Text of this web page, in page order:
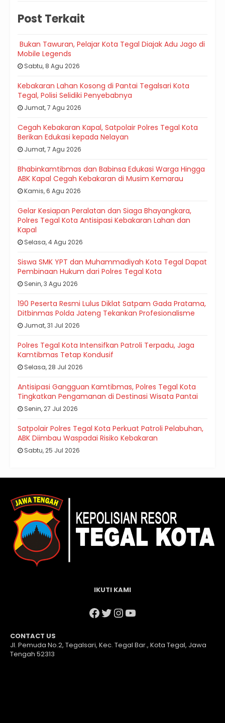
Post Terkait
Bukan Tawuran, Pelajar Kota Tegal Diajak Adu Jago di
Mobile Legends
Sabtu, 8 Agu 2026
Kebakaran Lahan Kosong di Pantai Tegalsari Kota
Tegal, Polisi Selidiki Penyebabnya
Jumat, 7 Agu 2026
Cegah Kebakaran Kapal, Satpolair Polres Tegal Kota
Berikan Edukasi kepada Nelayan
Jumat, 7 Agu 2026
Bhabinkamtibmas dan Babinsa Edukasi Warga Hingga
ABK Kapal Cegah Kebakaran di Musim Kemarau
Kamis, 6 Agu 2026
Gelar Kesiapan Peralatan dan Siaga Bhayangkara,
Polres Tegal Kota Antisipasi Kebakaran Lahan dan
Kapal
Selasa, 4 Agu 2026
Siswa SMK YPT dan Muhammadiyah Kota Tegal Dapat
Pembinaan Hukum dari Polres Tegal Kota
Senin, 3 Agu 2026
190 Peserta Resmi Lulus Diklat Satpam Gada Pratama,
Ditbinmas Polda Jateng Tekankan Profesionalisme
Jumat, 31 Jul 2026
Polres Tegal Kota Intensifkan Patroli Terpadu, Jaga
Kamtibmas Tetap Kondusif
Selasa, 28 Jul 2026
Antisipasi Gangguan Kamtibmas, Polres Tegal Kota
Tingkatkan Pengamanan di Destinasi Wisata Pantai
Senin, 27 Jul 2026
Satpolair Polres Tegal Kota Perkuat Patroli Pelabuhan,
ABK Diimbau Waspadai Risiko Kebakaran
Sabtu, 25 Jul 2026
IKUTI KAMI
Facebook
Twitter
Instagram
YouTube
CONTACT US
Jl. Pemuda No.2, Tegalsari, Kec. Tegal Bar., Kota Tegal, Jawa
Tengah 52313